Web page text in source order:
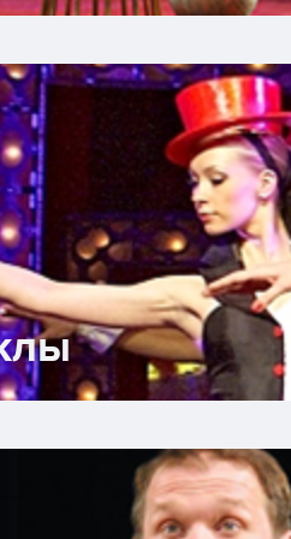
бабочка,
жизнь -
и
Старые
плаву, но
в пылком,
но это
Епиходов
даже в
каваказский